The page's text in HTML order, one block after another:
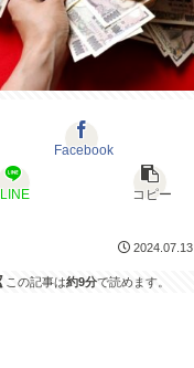
Facebook
LINE コピー
2024.07.13
この記事は約9分で読めます。